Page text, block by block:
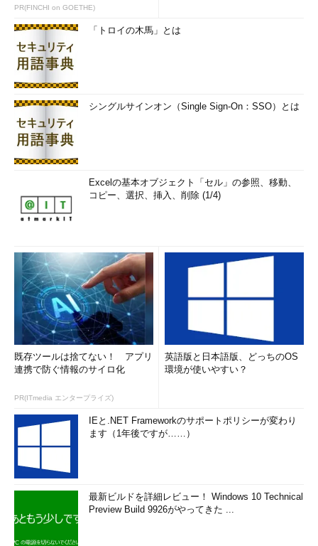
ステータス ローカル名 リモート名 ネットワーク名
------------------------------------------------------------
OK Z: \\Server1\usr Microsoft Windows
Network
コマンドは正常に終了しました。
Z:\user01\command>popd ……popdで戻る
C:\>……元の場所
■関連記事（Windows Server Insider）
コマンド・プロンプトで入力補完機能を使う方法
■この記事と関連性の高い別の記事
これだけは覚えておきたいWindowsのコマンドプロンプ
トの使い方（TIPS）
エクスプローラでカレント・フォルダを選択してコマン
ド・プロンプトを開く（TIPS）
エクスプローラでファイルの移動／コピーを簡単、確実
使用中のファイルをmovefileコマンドで次回起動時に削
除する
（TIPS）
パッチ適用時にOfficeのインストールCDを要求されない
「 Tech TIPS」
PR(FINCHI on GOETHE)
「トロイの木馬」とは
シングルサインオン（Single Sign-On：SSO）とは
Excelの基本オブジェクト「セル」の参照、移動、
コピー、選択、挿入、削除 (1/4)
既存ツールは捨てない！ アプリ
連携で防ぐ情報のサイロ化
PR(ITmedia エンタープライズ)
英語版と日本語版、どっちのOS
環境が使いやすい？
IEと.NET Frameworkのサポートポリシーが変わり
ます（1年後ですが……）
最新ビルドを詳細レビュー！ Windows 10 Technical
Preview Build 9926がやってきた ...